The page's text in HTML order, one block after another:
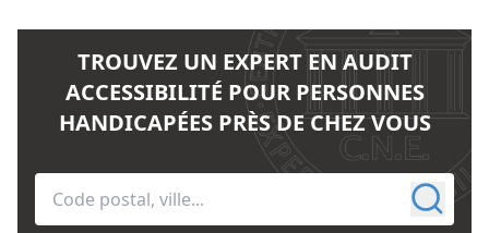
TROUVEZ UN EXPERT EN AUDIT
ACCESSIBILITÉ POUR PERSONNES
HANDICAPÉES PRÈS DE CHEZ VOUS